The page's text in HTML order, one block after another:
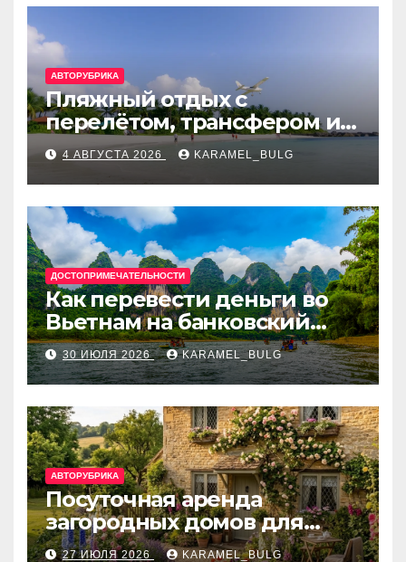
АВТОРУБРИКА
Пляжный отдых с
перелётом, трансфером и
отелем на Мальдивах, в
Турции, Греции, Таиланде
и Европе
4 АВГУСТА 2026 KARAMEL_BULG
ДОСТОПРИМЕЧАТЕЛЬНОСТИ
Как перевести деньги во
Вьетнам на банковский
счёт: VietcomBank, BIDV,
Techcombank и другие
банки
30 ИЮЛЯ 2026 KARAMEL_BULG
АВТОРУБРИКА
Посуточная аренда
загородных домов для
отдыха
27 ИЮЛЯ 2026 KARAMEL_BULG